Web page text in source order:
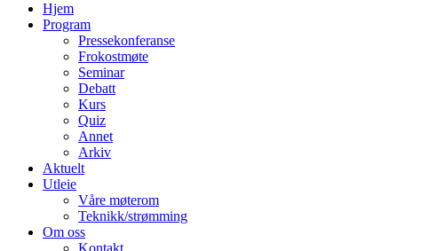
Hjem
Program
Pressekonferanse
Frokostmøte
Seminar
Debatt
Kurs
Quiz
Annet
Arkiv
Aktuelt
Utleie
Våre møterom
Teknikk/strømming
Om oss
Kontakt